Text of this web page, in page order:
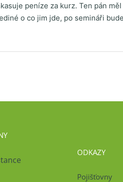
peníze za kurz. Ten pán
o co jim jde, po semináři
ODKAZY
Pojišťovny